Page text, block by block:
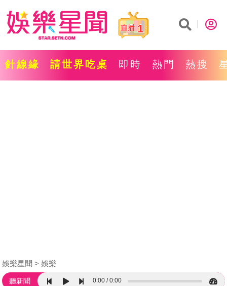
1
針線緣 請世界吃桌 即時 熱門 熱搜
娛樂星聞 娛樂
聽新聞 0:00 0:00